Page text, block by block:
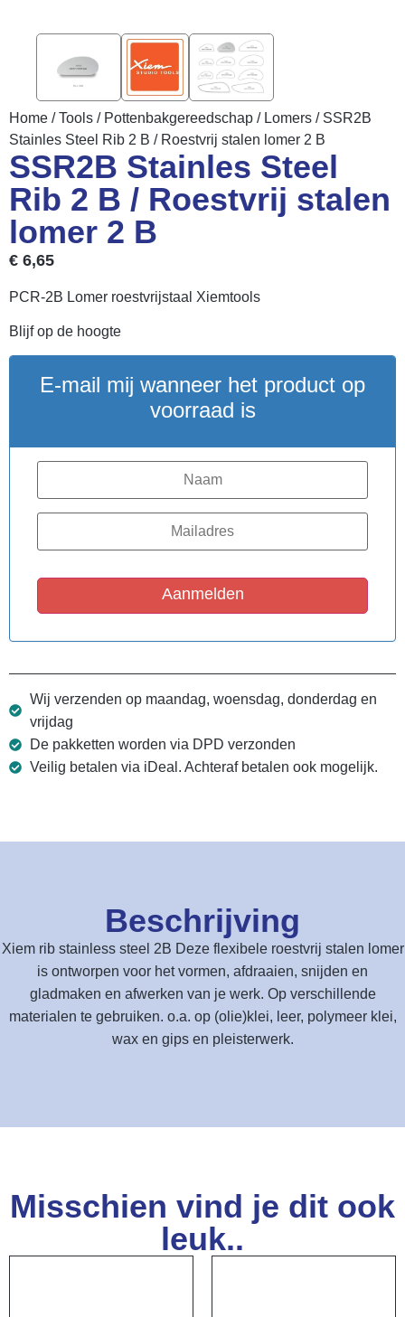
Home /Tools / Pottenbakgereedschap / Lomers / SSR2B
Stainles Steel Rib 2 B / Roestvrij stalen lomer 2 B
SSR2B Stainles Steel
Rib 2 B / Roestvrij stalen
lomer 2 B
€ 6,65
PCR-2B Lomer roestvrijstaal Xiemtools
Blijf op de hoogte
E-mail mij wanneer het product op
voorraad is
Aanmelden
Wij verzenden op maandag, woensdag, donderdag en
vrijdag
De pakketten worden via DPD verzonden
Veilig betalen via iDeal. Achteraf betalen ook mogelijk.
Beschrijving
Xiem rib stainless steel 2B Deze flexibele roestvrij stalen lomer
is ontworpen voor het vormen, afdraaien, snijden en
gladmaken en afwerken van je werk. Op verschillende
materialen te gebruiken. o.a. op (olie)klei, leer, polymeer klei,
wax en gips en pleisterwerk.
Misschien vind je dit ook
leuk..